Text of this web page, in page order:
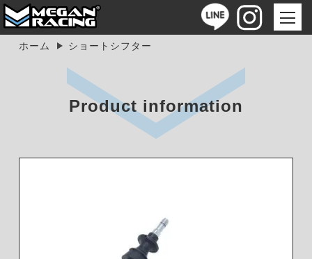
ホーム ショートシフター
Product information